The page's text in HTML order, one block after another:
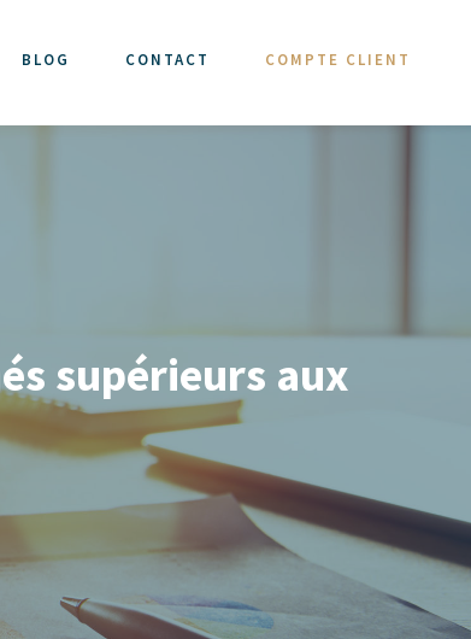
BLOG CONTACT COMPTE CLIENT
supérieurs aux